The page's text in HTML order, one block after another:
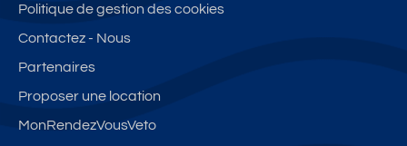
Politique de gestion des cookies
Contactez - Nous
Partenaires
Proposer une location
MonRendezVousVeto